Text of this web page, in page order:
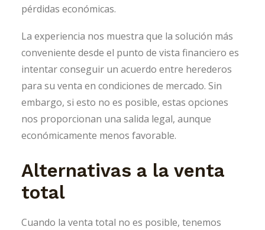
pérdidas económicas.
La experiencia nos muestra que la solución más
conveniente desde el punto de vista financiero es
intentar conseguir un acuerdo entre herederos
para su venta en condiciones de mercado. Sin
embargo, si esto no es posible, estas opciones
nos proporcionan una salida legal, aunque
económicamente menos favorable.
Alternativas a la venta
total
Cuando la venta total no es posible, tenemos